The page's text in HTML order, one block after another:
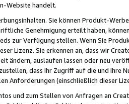
Website handelt.
Sie können Produkt-
Genehmigung erteilt haben,
zur Verfügung stellen. Wenn Sie
Lizenz. Sie erkennen an, dass wir
ändern, auslaufen lassen oder neu
dass Ihr Zugriff auf die und Ihre
Anforderungen (einschließlich dieser
und zum Stellen von Anfragen an